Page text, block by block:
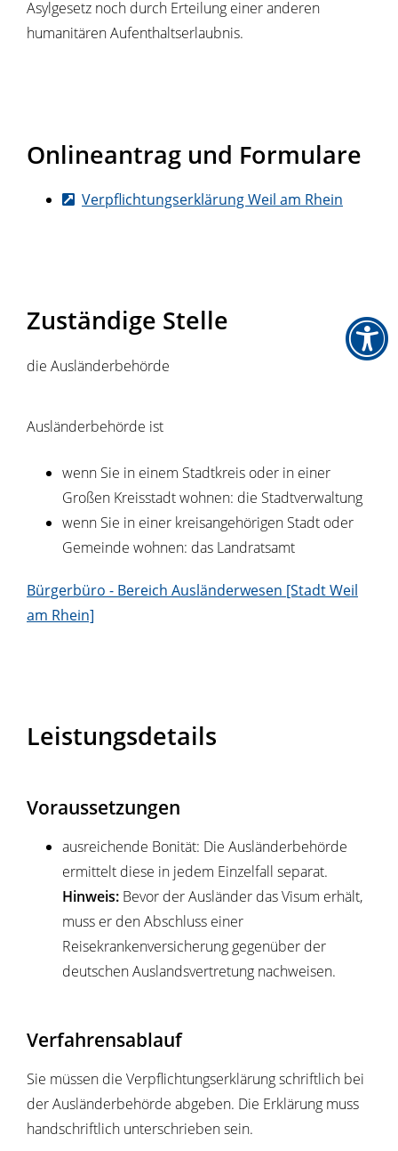
Asylgesetz noch durch Erteilung einer anderen
humanitären Aufenthaltserlaubnis.
Onlineantrag und Formulare
Verpflichtungserklärung Weil am Rhein
Zuständige Stelle
die Ausländerbehörde
Ausländerbehörde ist
wenn Sie in einem Stadtkreis oder in einer
Großen Kreisstadt wohnen: die Stadtverwaltung
wenn Sie in einer kreisangehörigen Stadt oder
Gemeinde wohnen: das Landratsamt
Bürgerbüro - Bereich Ausländerwesen [Stadt Weil
am Rhein]
Leistungsdetails
Voraussetzungen
ausreichende Bonität: Die Ausländerbehörde
ermittelt diese in jedem Einzelfall separat.
Hinweis: Bevor der Ausländer das Visum erhält,
muss er den Abschluss einer
Reisekrankenversicherung gegenüber der
deutschen Auslandsvertretung nachweisen.
Verfahrensablauf
Sie müssen die Verpflichtungserklärung schriftlich bei
der Ausländerbehörde abgeben. Die Erklärung muss
handschriftlich unterschrieben sein.